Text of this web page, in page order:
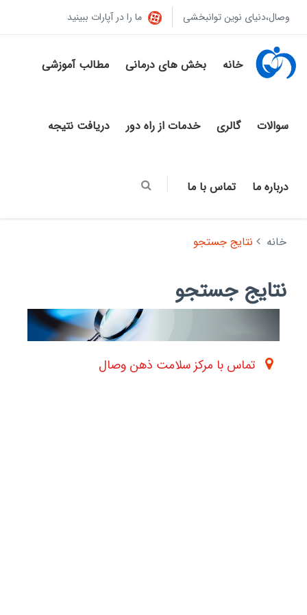
وصال،دنیای نوین توانبخشی ما را در آپارات ببینید
خانه بخش های درمانی مطالب آموزشی
سوالات گالری خدمات از راه دور دریافت نتیجه
درباره ما تماس با ما
خانه نتایج جستجو
نتایج جستجو
تماس با مرکز سلامت ذهن وصال